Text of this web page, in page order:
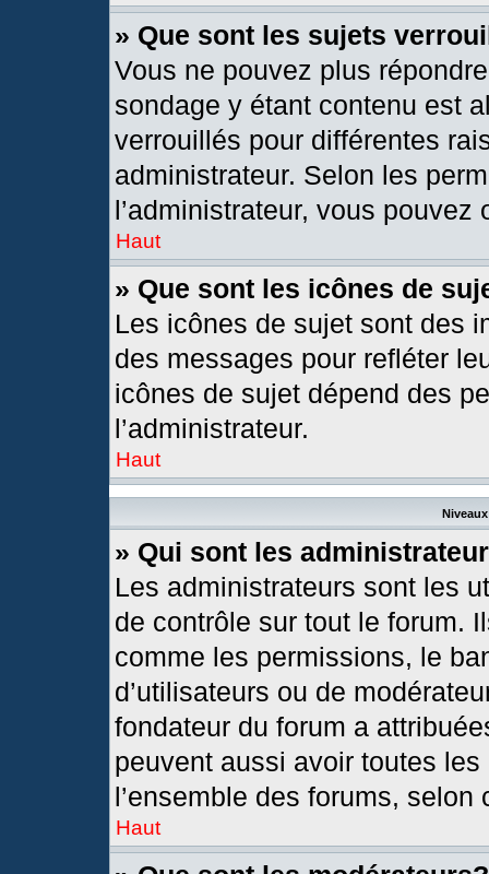
» Que sont les sujets
Vous ne pouvez plus
sondage y étant contenu est
verrouillés pour différentes
administrateur. Selon les
l’administrateur, vous
Haut
» Que sont les icônes de
Les icônes de sujet sont des
des messages pour refléter
icônes de sujet dépend des
l’administrateur.
Haut
» Qui sont les
Les administrateurs sont les
de contrôle sur tout le forum.
comme les permissions, le
d’utilisateurs ou de
fondateur du forum a
peuvent aussi avoir toutes
l’ensemble des forums,
Haut